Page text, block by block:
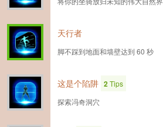
天行者
脚不踩到地面和墙壁达到 60 秒
这是个陷阱 2Tips
探索冯奇洞穴